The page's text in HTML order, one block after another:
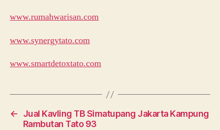
www.rumahwarisan.com
www.synergytato.com
www.smartdetoxtato.com
←
Jual Kavling TB Simatupang Jakarta Kampung
Rambutan Tato 93